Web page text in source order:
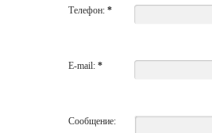
Телефон: *
E-mail: *
Сообщение: